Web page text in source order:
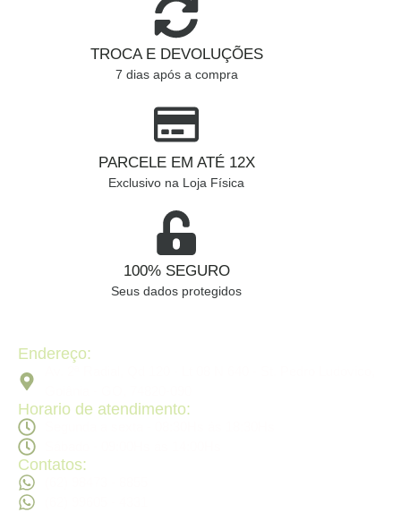
TROCA E DEVOLUÇÕES
7 dias após a compra
PARCELE EM ATÉ 12X
Exclusivo na Loja Física
100% SEGURO
Seus dados protegidos
Endereço:
Horario de atendimento:
Contatos: